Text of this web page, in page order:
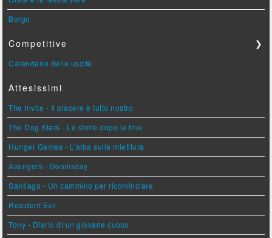
Borgo
Competitive ❯
Calendario delle uscite
Attesissimi
The Invite - Il piacere è tutto nostro
The Dog Stars - Le stelle dopo la fine
Hunger Games - L'alba sulla mietitura
Avengers - Doomsday
Santiago - Un cammino per ricominciare
Resident Evil
Tony - Diario di un giovane cuoco